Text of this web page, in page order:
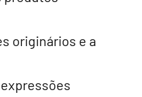
originários e a